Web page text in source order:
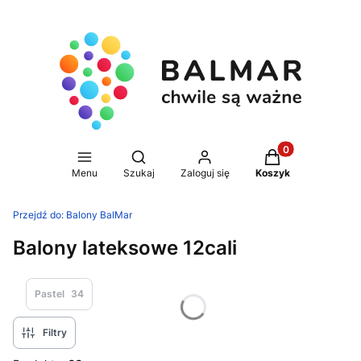
Menu
Otwórz wyszukiwarkę
Szukaj Zaloguj się
Produkty w
Koszyk
Przejdź do: Balony BalMar
Balony lateksowe 12cali
Pastel 34
Filtry